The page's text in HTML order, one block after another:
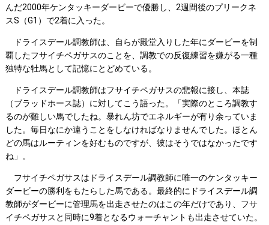
んだ2000年ケンタッキーダービーで優勝し、2週間後のプリークネ
スS（G1）で2着に入った。
ドライスデール調教師は、自らが殿堂入りした年にダービーを制
覇したフサイチペガサスのことを、調教での反復練習を嫌がる一種
独特な牡馬として記憶にとどめている。
ドライスデール調教師はフサイチペガサスの悲報に接し、本誌
（ブラッドホース誌）に対してこう語った。「実際のところ調教す
るのが難しい馬でしたね。暴れん坊でエネルギーが有り余っていま
した。毎日なにか違うことをしなければなりませんでした。ほとん
どの馬はルーティンを好むものですが、彼はそうではなかったです
ね」。
フサイチペガサスはドライスデール調教師に唯一のケンタッキー
ダービーの勝利をもたらした馬である。最終的にドライスデール調
教師がダービーに管理馬を出走させたのはこの年だけであり、フサ
イチペガサスと同時に9着となるウォーチャントも出走させていた。